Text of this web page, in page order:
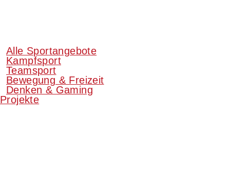
Alle Sportangebote
Kampfsport
Teamsport
Bewegung & Freizeit
Denken & Gaming
Projekte